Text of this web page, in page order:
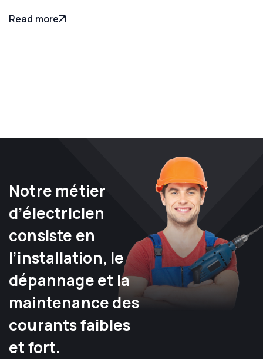
Read more
Notre métier
d’électricien
consiste en
l’installation, le
dépannage et la
maintenance des
courants faibles
et fort.